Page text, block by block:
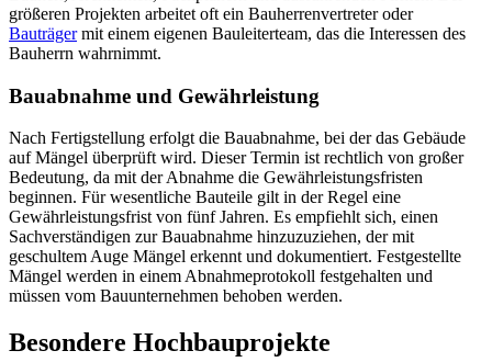
größeren Projekten arbeitet oft ein Bauherrenvertreter oder
Bauträgermit einem eigenen Bauleiterteam, das die Interessen des
Bauherrn wahrnimmt.
Bauabnahme und Gewährleistung
Nach Fertigstellung erfolgt die Bauabnahme, bei der das Gebäude
auf Mängel überprüft wird. Dieser Termin ist rechtlich von großer
Bedeutung, da mit der Abnahme die Gewährleistungsfristen
beginnen. Für wesentliche Bauteile gilt in der Regel eine
Gewährleistungsfrist von fünf Jahren. Es empfiehlt sich, einen
Sachverständigen zur Bauabnahme hinzuzuziehen, der mit
geschultem Auge Mängel erkennt und dokumentiert. Festgestellte
Mängel werden in einem Abnahmeprotokoll festgehalten und
müssen vom Bauunternehmen behoben werden.
Besondere Hochbauprojekte